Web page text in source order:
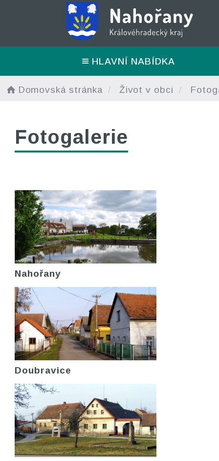
HLAVNÍ NABÍDKA
Domovská stránka Život v obci
Fotogalerie
Nahořany
Doubravice